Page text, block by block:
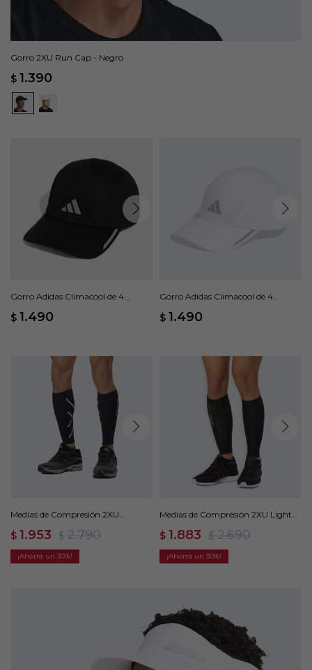
Gorro 2XU Run Cap - Negro
$ 1.390
Gorro Adidas Climacool de 4
$ 1.490
Gorro Adidas Climacool de 4
$ 1.490
Medias de Compresión 2XU
$ 1.953 $ 2.790
30
Medias de Compresión 2XU Light
$ 1.883 $ 2.690
30